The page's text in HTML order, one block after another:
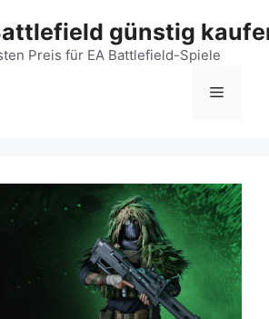
günstig
Preis für EA Battlefield-Spiele
Menü